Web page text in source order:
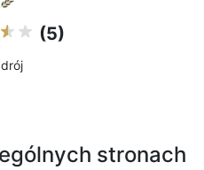
(5)
stronach